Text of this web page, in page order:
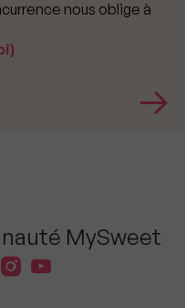
nous oblige à
MySweet